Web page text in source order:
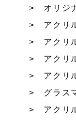
オリジ
アクリ
アクリ
アクリ
アクリ
グラス
アクリ